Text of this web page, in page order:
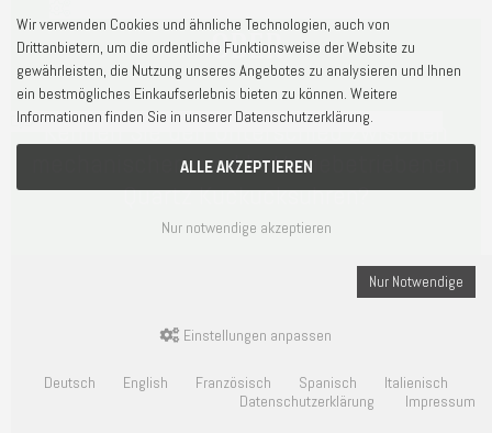
ODER
Kennen Sie den Unterschied zwischen
mechanischen- und batteriebetriebenen
Quartz Kuckucksuhren?
Wir verwenden Cookies und ähnliche Technologien, auch von
Drittanbietern, um die ordentliche Funktionsweise der Website zu
gewährleisten, die Nutzung unseres Angebotes zu analysieren und Ihnen
ein bestmögliches Einkaufserlebnis bieten zu können. Weitere
Informationen finden Sie in unserer Datenschutzerklärung.
ALLE AKZEPTIEREN
Nur notwendige akzeptieren
Nur Notwendige
Einstellungen anpassen
Deutsch English Französisch Spanisch
Italienisch
Datenschutzerklärung
Impressum